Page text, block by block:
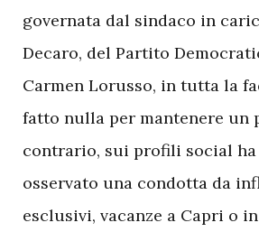
governata dal sindaco in
Decaro, del Partito
Carmen Lorusso, in tutta la
fatto nulla per mantenere un
contrario, sui profili social ha
osservato una condotta da
esclusivi, vacanze a Capri o